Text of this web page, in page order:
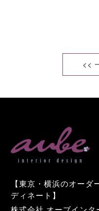
<<
【東京・横浜のオー
ディネート】